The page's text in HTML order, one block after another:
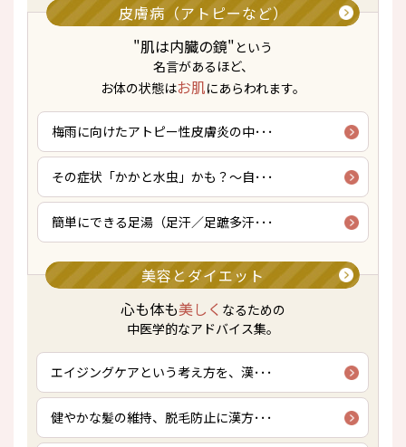
皮膚病（アトピーなど）
"肌は内臓の鏡"という
名言があるほど、
お体の状態はお肌にあらわれます。
梅雨に向けたアトピー性皮膚炎の中･･･
その症状「かかと水虫」かも？～自･･･
簡単にできる足湯（足汗／足蹠多汗･･･
美容とダイエット
心も体も美しく なるための
中医学的なアドバイス集。
エイジングケアという考え方を、漢･･･
健やかな髪の維持、脱毛防止に漢方･･･